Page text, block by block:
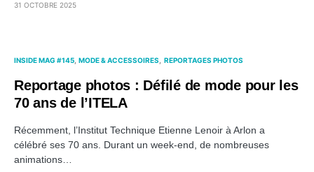
31 OCTOBRE 2025
INSIDE MAG #145 MODE & ACCESSOIRES REPORTAGES PHOTOS
Reportage photos : Défilé de mode pour les
70 ans de l’ITELA
Récemment, l’Institut Technique Etienne Lenoir à Arlon a
célébré ses 70 ans. Durant un week-end, de nombreuses
animations…